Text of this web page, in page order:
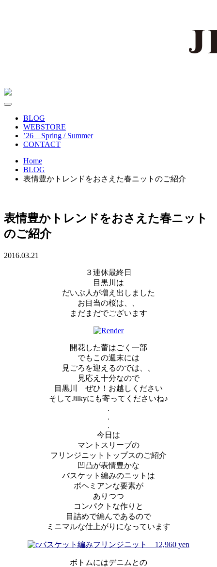
BLOG
WEBSTORE
’26 Spring / Summer
CONTACT
Home
BLOG
表情豊かトレンドをおさえた春ニットのご紹介
表情豊かトレンドをおさえた春ニット
のご紹介
2016.03.21
３連休最終日
目黒川は
だいぶ人が増え出しました
お目当の桜は、、
まだまだでございます
開花した蕾はごく一部
でもこの週末には
見ごろを迎えるのでは、、
見応え十分なので
目黒川 ぜひ！お越しください
そしてJilkyにも寄ってくださいね♪
.
.
.
今日は
マントスリーブの
フリンジニットトップスのご紹介
凹凸が表情豊かな
バスケット編みのニットは
ボヘミアンな要素が
ありつつ
コンパクトな作りと
目詰めで編んであるので
ミニマルな仕上がりになっています
バスケット編みフリンジニット 12,960 yen
ボトムにはデニムとの